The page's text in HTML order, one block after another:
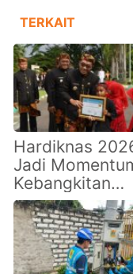
TERKAIT
Hardiknas
Jadi
Kebangkitan
Pendidikan,
Pamekasan
Semua Elemen
Bergerak